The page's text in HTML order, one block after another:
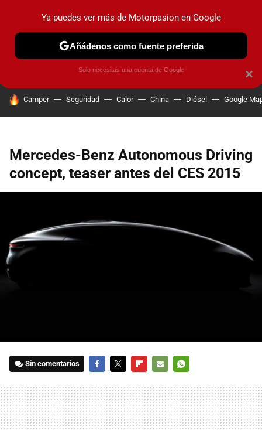
PRUEBAS COCHES ELÉCTRICOS OBSERVATORIO
HOY SE HABLA DE
Camper Seguridad Calor China Diésel Google
Mercedes-Benz Autonomous Driving
concept, teaser antes del CES 2015
Sin comentarios
MAIL
×
Ya puedes ver más de Motorpasion en Google
Añádenos como fuente preferida
Solo necesitas una cuenta de Google